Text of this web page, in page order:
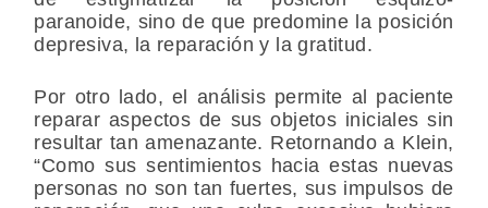
paranoide, sino de que predomine la posición
depresiva, la reparación y la gratitud.
Por otro lado, el análisis permite al paciente
reparar aspectos de sus objetos iniciales sin
resultar tan amenazante. Retornando a Klein,
“Como sus sentimientos hacia estas nuevas
personas no son tan fuertes, sus impulsos de